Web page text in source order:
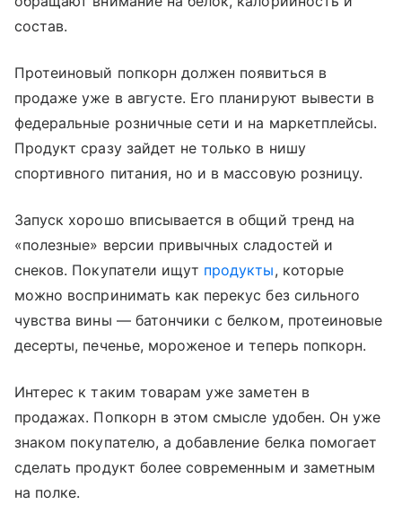
состав.
Протеиновый попкорн должен появиться в
продаже уже в августе. Его планируют вывести в
федеральные розничные сети и на маркетплейсы.
Продукт сразу зайдет не только в нишу
спортивного питания, но и в массовую розницу.
Запуск хорошо вписывается в общий тренд на
«полезные» версии привычных сладостей и
снеков. Покупатели ищут продукты, которые
можно воспринимать как перекус без сильного
чувства вины — батончики с белком, протеиновые
десерты, печенье, мороженое и теперь попкорн.
Интерес к таким товарам уже заметен в
продажах. Попкорн в этом смысле удобен. Он уже
знаком покупателю, а добавление белка помогает
сделать продукт более современным и заметным
на полке.